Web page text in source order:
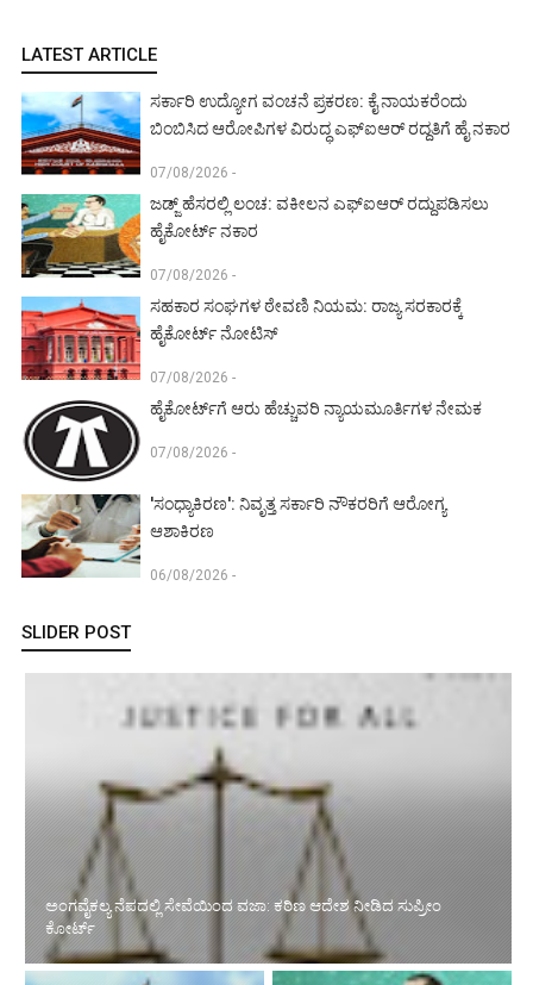
LATEST ARTICLE
ಸರ್ಕಾರಿ ಉದ್ಯೋಗ ವಂಚನೆ ಪ್ರಕರಣ: ಕೈ ನಾಯಕರೆಂದು
ಬಿಂಬಿಸಿದ ಆರೋಪಿಗಳ ವಿರುದ್ಧ ಎಫ್‌ಐಆರ್ ರದ್ದತಿಗೆ ಹೈ ನಕಾರ
07/08/2026 -
ಜಡ್ಜ್ ಹೆಸರಲ್ಲಿ ಲಂಚ: ವಕೀಲನ ಎಫ್‌ಐಆರ್ ರದ್ದುಪಡಿಸಲು
ಹೈಕೋರ್ಟ್ ನಕಾರ
07/08/2026 -
ಸಹಕಾರ ಸಂಘಗಳ ಠೇವಣಿ ನಿಯಮ: ರಾಜ್ಯ ಸರಕಾರಕ್ಕೆ
ಹೈಕೋರ್ಟ್ ನೋಟಿಸ್
07/08/2026 -
ಹೈಕೋರ್ಟ್‌ಗೆ ಆರು ಹೆಚ್ಚುವರಿ ನ್ಯಾಯಮೂರ್ತಿಗಳ ನೇಮಕ
07/08/2026 -
'ಸಂಧ್ಯಾಕಿರಣ': ನಿವೃತ್ತ ಸರ್ಕಾರಿ ನೌಕರರಿಗೆ ಆರೋಗ್ಯ
ಆಶಾಕಿರಣ
06/08/2026 -
SLIDER POST